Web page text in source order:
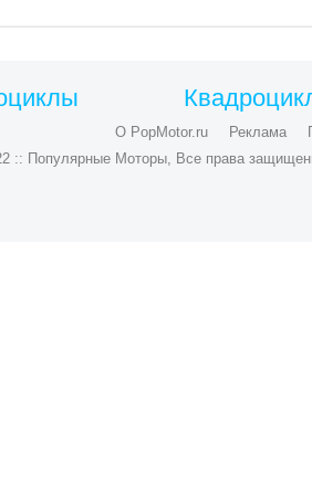
О PopMotor.ru Реклама
:: Популярные Моторы, Все права